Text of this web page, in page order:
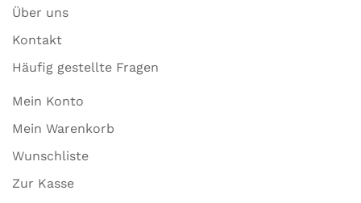
Über uns
Kontakt
Häufig gestellte Fragen
Mein Konto
Mein Warenkorb
Wunschliste
Zur Kasse